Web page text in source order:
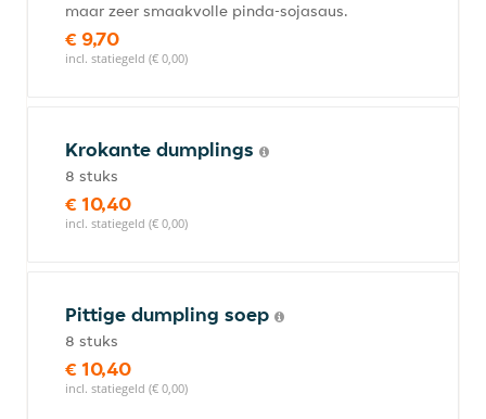
maar zeer smaakvolle pinda-sojasaus.
€ 9,70
incl. statiegeld (€ 0,00)
Krokante dumplings
8 stuks
€ 10,40
incl. statiegeld (€ 0,00)
Pittige dumpling soep
8 stuks
€ 10,40
incl. statiegeld (€ 0,00)